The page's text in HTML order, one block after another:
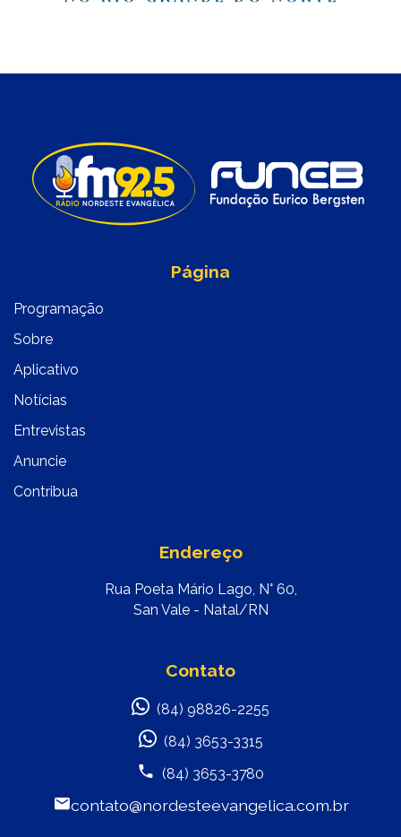
Página
Programação
Sobre
Aplicativo
Notícias
Entrevistas
Anuncie
Contribua
Endereço
Rua Poeta Mário Lago, N° 60,
San Vale - Natal/RN
Contato
(84) 98826-2255
(84) 3653-3315
(84) 3653-3780
contato@nordesteevangelica.com.br